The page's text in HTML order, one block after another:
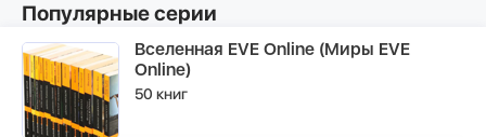
Популярные серии
Вселенная EVE Online (Миры EVE
Online)
50 книг